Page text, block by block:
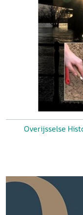
Overijsselse